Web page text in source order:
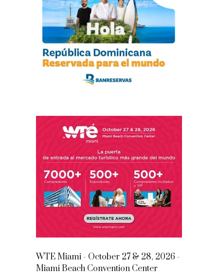
WTE Miami - October 27 & 28, 2026 -
Miami Beach Convention Center